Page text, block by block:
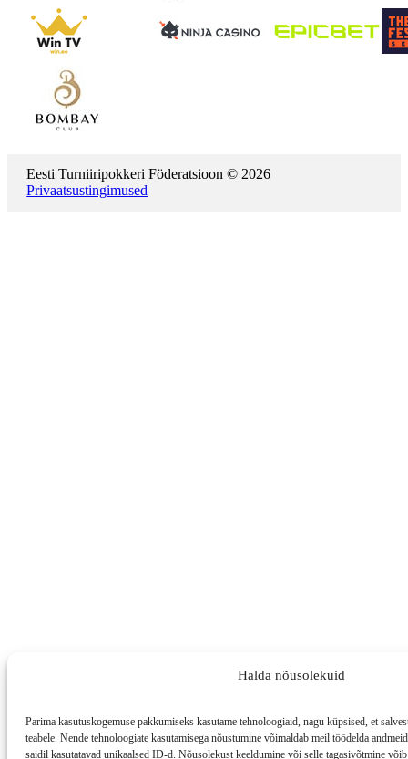
Halda nõusolekuid
Parima kasutuskogemuse pakkumiseks kasutame tehnoloogiaid, nagu küpsised, et
teabele. Nende tehnoloogiate kasutamisega nõustumine võimaldab meil töödelda
saidil kasutatavad unikaalsed ID-d. Nõusolekust keeldumine või selle tagasivõtmine
Eesti Turniiripokkeri Föderatsioon © 2026
Privaatsustingimused